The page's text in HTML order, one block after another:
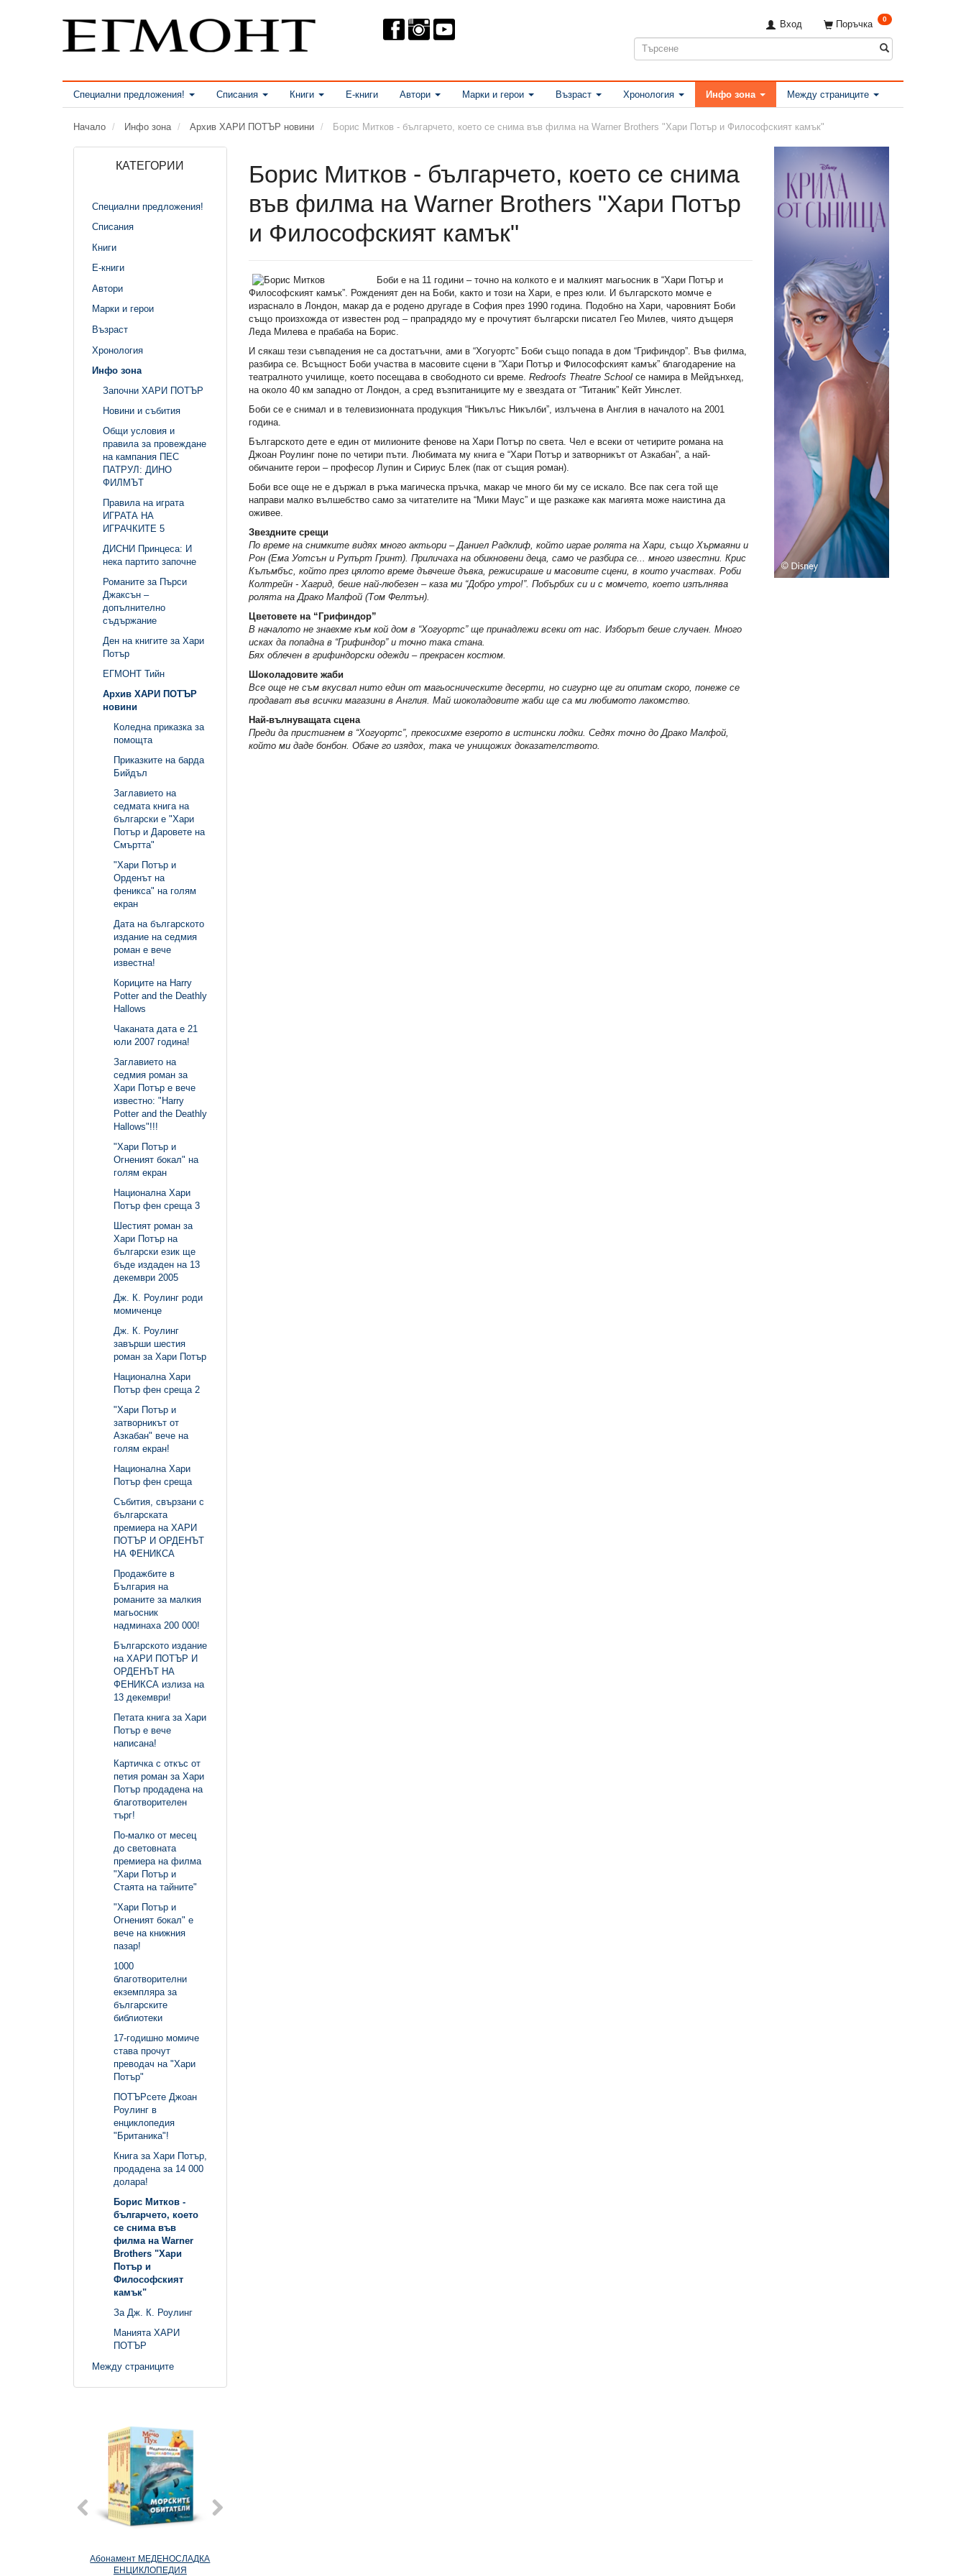
Поръчка 0
Вход
Специални предложения! Списания Книги Е-книги Автори Марки и герои Възраст Хронология Инфо зона Между страниците
Начало Инфо зона Архив ХАРИ ПОТЪР новини Борис Митков - българчето, което се снима във филма на Warner Brothers "Хари Потър и Философският камък"
КАТЕГОРИИ
Специални предложения!
Списания
Книги
Е-книги
Автори
Марки и герои
Възраст
Хронология
Инфо зона
Започни ХАРИ ПОТЪР
Новини и събития
Общи условия и
правила за провеждане
на кампания ПЕС
ПАТРУЛ: ДИНО
ФИЛМЪТ
Правила на играта
ИГРАТА НА
ИГРАЧКИТЕ 5
ДИСНИ Принцеса: И
нека партито започне
Романите за Пърси
Джаксън –
допълнително
съдържание
Ден на книгите за Хари
Потър
ЕГМОНТ Тийн
Архив ХАРИ ПОТЪР
новини
Коледна приказка за
помощта
Приказките на барда
Бийдъл
Заглавието на
седмата книга на
български е "Хари
Потър и Даровете на
Смъртта"
"Хари Потър и
Орденът на
феникса" на голям
екран
Дата на българското
издание на седмия
роман е вече
известна!
Кориците на Harry
Potter and the Deathly
Hallows
Чаканата дата е 21
юли 2007 година!
Заглавието на
седмия роман за
Хари Потър е вече
известно: "Harry
Potter and the Deathly
Hallows"!!!
"Хари Потър и
Огненият бокал" на
голям екран
Национална Хари
Потър фен среща 3
Шестият роман за
Хари Потър на
български език ще
бъде издаден на 13
декември 2005
Дж. К. Роулинг роди
момиченце
Дж. К. Роулинг
завърши шестия
роман за Хари Потър
Национална Хари
Потър фен среща 2
"Хари Потър и
затворникът от
Азкабан" вече на
голям екран!
Национална Хари
Потър фен среща
Събития, свързани с
българската
премиера на ХАРИ
ПОТЪР И ОРДЕНЪТ
НА ФЕНИКСА
Продажбите в
България на
романите за малкия
магьосник
надминаха 200 000!
Българското издание
на ХАРИ ПОТЪР И
ОРДЕНЪТ НА
ФЕНИКСА излиза на
13 декември!
Петата книга за Хари
Потър е вече
написана!
Картичка с откъс от
петия роман за Хари
Потър продадена на
благотворителен
търг!
По-малко от месец
до световната
премиера на филма
"Хари Потър и
Стаята на тайните"
"Хари Потър и
Огненият бокал" е
вече на книжния
пазар!
1000
благотворителни
екземпляра за
българските
библиотеки
17-годишно момиче
става прочут
преводач на "Хари
Потър"
ПОТЪРсете Джоан
Роулинг в
енциклопедия
"Британика"!
Книга за Хари Потър,
продадена за 14 000
долара!
Борис Митков -
българчето, което
се снима във
филма на Warner
Brothers "Хари
Потър и
Философският
камък"
За Дж. К. Роулинг
Манията ХАРИ
ПОТЪР
Между страниците
Абонамент МЕДЕНОСЛАДКА
ЕНЦИКЛОПЕДИЯ
Борис Митков - българчето, което се снима
във филма на Warner Brothers "Хари Потър
и Философският камък"
Боби е на 11 години – точно на колкото е и малкият магьосник в “Хари Потър и
Философският камък”. Рожденият ден на Боби, както и този на Хари, е през юли. И българското момче е
израснало в Лондон, макар да е родено другаде в София през 1990 година. Подобно на Хари, чаровният Боби
също произхожда от известен род – прапрадядо му е прочутият български писател Гео Милев, чиято дъщеря
Леда Милева е прабаба на Борис.
И сякаш тези съвпадения не са достатъчни, ами в “Хогуортс” Боби също попада в дом “Грифиндор”. Във филма,
разбира се. Всъщност Боби участва в масовите сцени в “Хари Потър и Философският камък” благодарение на
театралното училище, което посещава в свободното си време. Redroofs Theatre Schoolсе намира в Мейдънхед,
на около 40 км западно от Лондон, а сред възпитаниците му е звездата от “Титаник” Кейт Уинслет.
Боби се е снимал и в телевизионната продукция “Никълъс Никълби”, излъчена в Англия в началото на 2001
година.
Българското дете е един от милионите фенове на Хари Потър по света. Чел е всеки от четирите романа на
Джоан Роулинг поне по четири пъти. Любимата му книга е “Хари Потър и затворникът от Азкабан”, а най-
обичаните герои – професор Лупин и Сириус Блек (пак от същия роман).
Боби все още не е държал в ръка магическа пръчка, макар че много би му се искало. Все пак сега той ще
направи малко вълшебство само за читателите на “Мики Маус” и ще разкаже как магията може наистина да
оживее.
Звездните срещи
По време на снимките видях много актьори – Даниел Радклиф, който играе ролята на Хари, също Хърмаяни и
Рон (Eма Уотсън и Рупърт Гринт). Приличаха на обикновени деца, само че разбира се... много известни. Крис
Кълъмбъс, който през цялото време дъвчеше дъвка, режисираше и масовите сцени, в които участвах. Роби
Колтрейн - Хагрид, беше най-любезен – каза ми “Добро утро!”. Побърбих си и с момчето, което изпълнява
ролята на Драко Малфой (Том Фелтън).
Цветовете на “Грифиндор”
В началото не знаехме към кой дом в “Хогуортс” ще принадлежи всеки от нас. Изборът беше случаен. Много
исках да попадна в “Грифиндор” и точно така стана.
Бях облечен в грифиндорски одежди – прекрасен костюм.
Шоколадовите жаби
Все още не съм вкусвал нито един от магьосническите десерти, но сигурно ще ги опитам скоро, понеже се
продават във всички магазини в Англия. Май шоколадовите жаби ще са ми любимото лакомство.
Най-вълнуващата сцена
Преди да пристигнем в “Хогуортс”, прекосихме езерото в истински лодки. Седях точно до Драко Малфой,
който ми даде бонбон. Обаче го изядох, така че унищожих доказателството.